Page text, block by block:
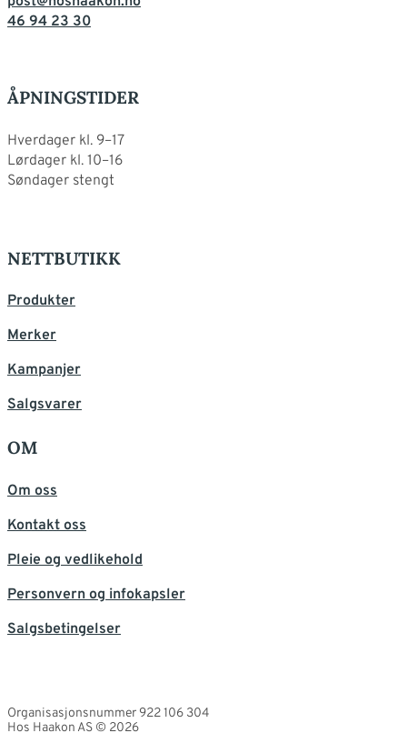
46 94 23 30
ÅPNINGSTIDER
Hverdager kl. 9–17
Lørdager kl. 10–16
Søndager stengt
NETTBUTIKK
Produkter
Merker
Kampanjer
Salgsvarer
OM
Om oss
Kontakt oss
Pleie og vedlikehold
Personvern og infokapsler
Salgsbetingelser
Organisasjonsnummer 922 106 304
Hos Haakon AS © 2026